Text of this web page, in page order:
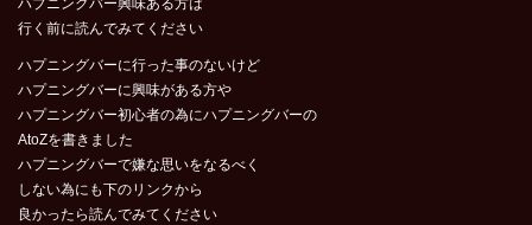
ハプニングバー興味ある方は
行く前に読んでみてください
ハプニングバーに行った事のないけど
ハプニングバーに興味がある方や
ハプニングバー初心者の為にハプニングバーの
AtoZを書きました
ハプニングバーで嫌な思いをなるべく
しない為にも下のリンクから
良かったら読んでみてください